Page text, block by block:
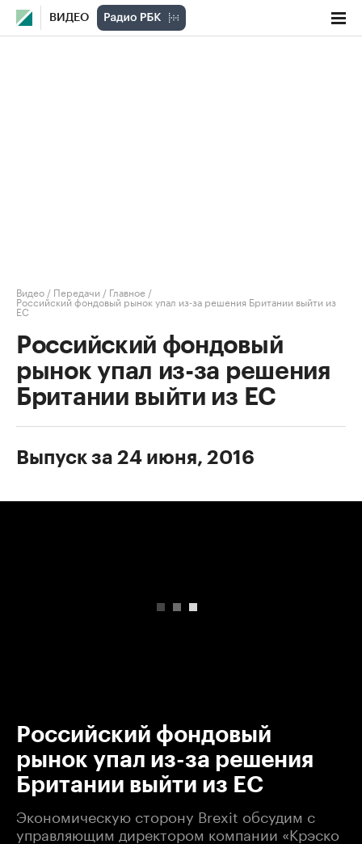
ВИДЕО
Видео / Передачи / Главное /
Российский фондовый рынок упал из-за решения Британии выйти из
ЕС
Российский фондовый
рынок упал из-за решения
Британии выйти из ЕС
Выпуск за 24 июня, 2016
Российский фондовый
рынок упал из-за решения
Британии выйти из ЕС
Экономическую сторону Brexit обсудим с
управляющим директором компании «Крэско